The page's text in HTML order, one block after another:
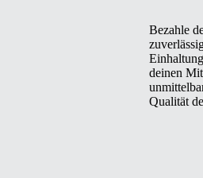
Bezahle
deinen
Qualität